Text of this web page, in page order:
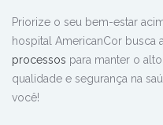
Priorize o seu bem-estar
hospital AmericanCor busca a
processos para manter o
qualidade e segurança na
você!